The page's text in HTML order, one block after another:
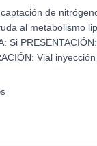
de
al metabolismo
Si
Vial inyección